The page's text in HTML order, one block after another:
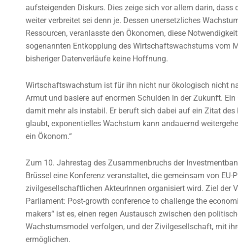
aufsteigenden Diskurs. Dies zeige sich vor allem darin,
weiter verbreitet sei denn je. Dessen unersetzliches
Ressourcen, veranlasste den Ökonomen, diese
sogenannten Entkopplung des Wirtschaftswachstums vom
bisheriger Datenverläufe keine Hoffnung.
Wirtschaftswachstum ist für ihn nicht nur ökologisch nicht
Armut und basiere auf enormen Schulden in der Zukunft.
damit mehr als instabil. Er beruft sich dabei auf ein Zitat des
glaubt, exponentielles Wachstum kann andauernd
ein Ökonom.“
Zum 10. Jahrestag des Zusammenbruchs der
Brüssel eine Konferenz veranstaltet, die gemeinsam von
zivilgesellschaftlichen AkteurInnen organisiert wird. Ziel der
Parliament: Post-growth conference to challenge the
makers“ ist es, einen regen Austausch zwischen den
Wachstumsmodel verfolgen, und der Zivilgesellschaft, mit
ermöglichen.